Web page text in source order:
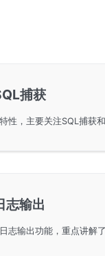
捕获
志输出